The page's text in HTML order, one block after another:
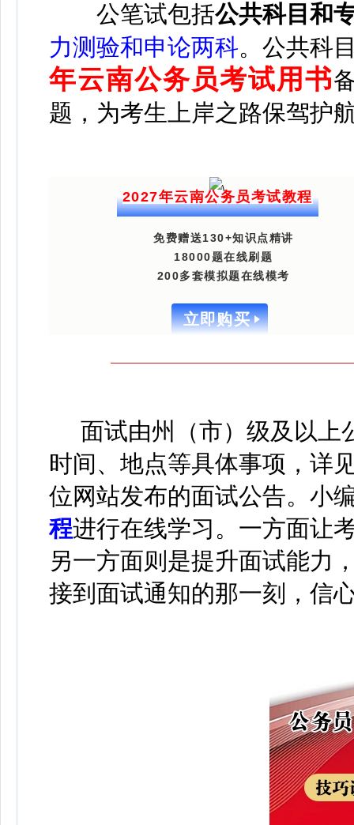
公笔试包括公共科目和
力测验和申论两科。 公共科
年云南公务员考试用书
题，为考生上岸之路保驾护
2027年云南公务员考试教程
免费赠送130+知识点精讲
18000题在线刷题
200多套模拟题在线模考
立即购买
面试由州（市）级及以上
时间、地点等具体事项，详
位网站发布的面试公告。 小
程进行在线学习 。 一方面让
另一方面则是提升面试能力
接到面试通知的那一刻，信